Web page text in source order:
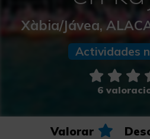
Mediterráneo
Mediterráneo
Experiencias en
Experiencias
Xàbia/Jávea,
Actividades
6
Valorar